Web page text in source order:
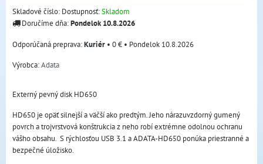
Skladové číslo: Dostupnosť:Skladom
Doručíme dňa:Pondelok10.8.2026
Kuriér • 0 € • Pondelok 10.8.2026
Výrobca:Adata
Externý pevný disk HD650
HD650 je opäť silnejší a väčší ako predtým. Jeho nárazuvzdorný gumený
povrch a trojvrstvová konštrukcia z neho robí extrémne odolnou ochranu
vášho obsahu. S rýchlosťou USB 3.1 a ADATA-HD650 ponúka priestranné a
bezpečné úložisko.